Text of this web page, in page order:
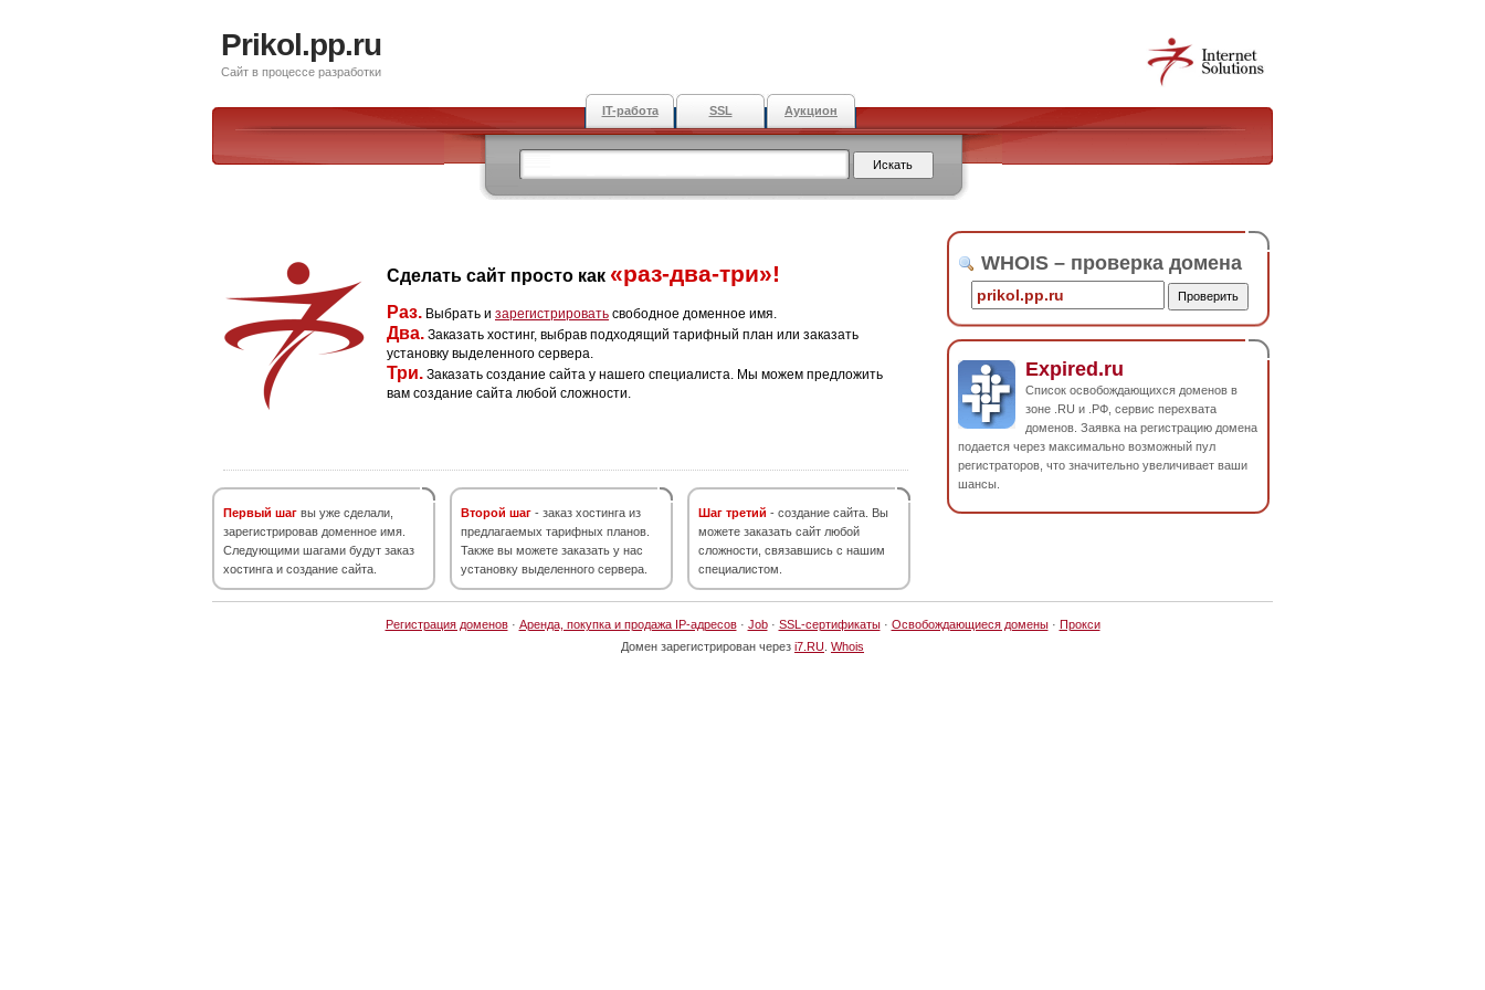
Prikol.pp.ru
Сайт в процессе разработки
IT-работа SSL Аукцион
Сделать сайт просто как «раз-два-три»!
Раз. Выбрать и зарегистрировать свободное доменное имя.
Два. Заказать хостинг, выбрав подходящий тарифный план или заказать
установку выделенного сервера.
Три. Заказать создание сайта у нашего специалиста. Мы можем предложить
вам создание сайта любой сложности.
Первый шаг вы уже сделали,
зарегистрировав доменное имя.
Следующими шагами будут заказ
хостинга и создание сайта.
Второй шаг - заказ хостинга из
предлагаемых тарифных планов.
Также вы можете заказать у нас
установку выделенного сервера.
Шаг третий - создание сайта. Вы
можете заказать сайт любой
сложности, связавшись с нашим
специалистом.
WHOIS – проверка домена
Expired.ru
Список освобождающихся доменов в
зоне .RU и .РФ, сервис перехвата
доменов. Заявка на регистрацию домена
подается через максимально возможный пул
регистраторов, что значительно увеличивает ваши
шансы.
Регистрация доменов· Аренда, покупка и продажа IP-адресов· Job· SSL-сертификаты· Освобождающиеся домены· Прокси
Домен зарегистрирован через i7.RU Whois